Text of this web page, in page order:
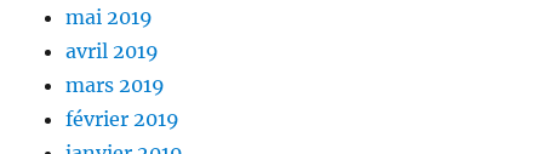
mai 2019
avril 2019
mars 2019
février 2019